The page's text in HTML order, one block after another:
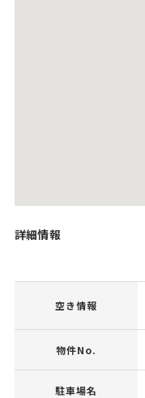
詳細情報
空き情報
物件No.
駐車場名